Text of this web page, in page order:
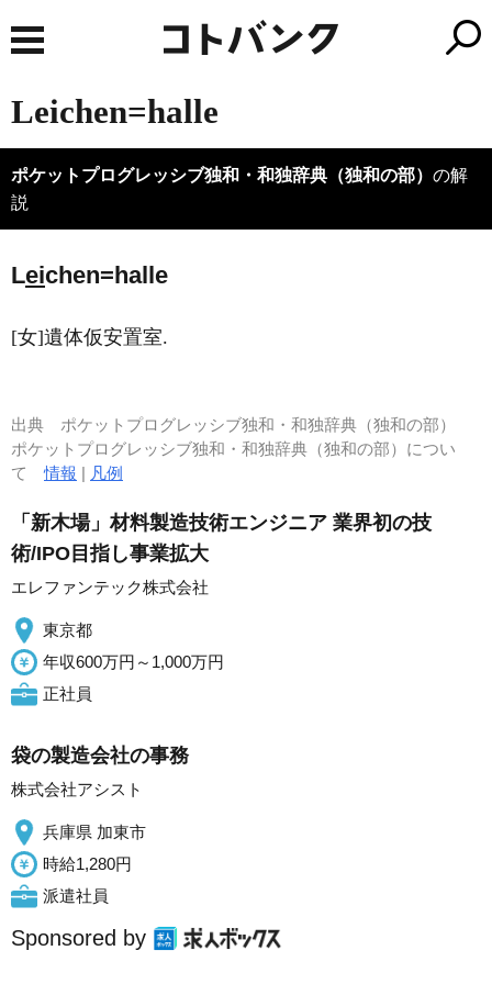
Leichen=halle
ポケットプログレッシブ独和・和独辞典（独和の部） の解
説
Leichen=halle
[女]遺体仮安置室.
出典 ポケットプログレッシブ独和・和独辞典（独和の部）
ポケットプログレッシブ独和・和独辞典（独和の部）につい
て情報 | 凡例
「新木場」材料製造技術エンジニア 業界初の技
術/IPO目指し事業拡大
エレファンテック株式会社
東京都
年収600万円～1,000万円
正社員
袋の製造会社の事務
株式会社アシスト
兵庫県 加東市
時給1,280円
派遣社員
Sponsored by